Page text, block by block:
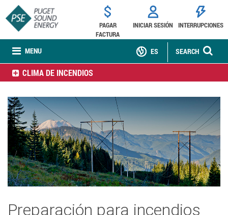
MENU
PAGAR
FACTURA
INICIAR SESIÓN INTERRUPCIONES
SEARCH
ES
CLIMA DE INCENDIOS
Preparación para incendios